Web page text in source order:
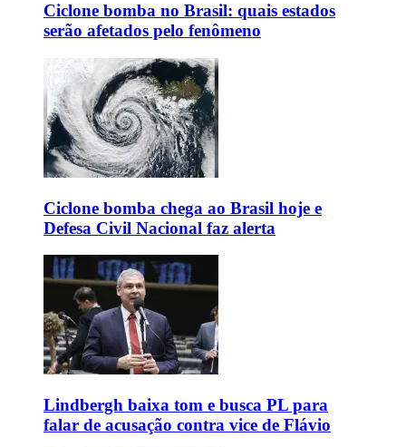
Ciclone bomba no Brasil: quais estados
serão afetados pelo fenômeno
Ciclone bomba chega ao Brasil hoje e
Defesa Civil Nacional faz alerta
Lindbergh baixa tom e busca PL para
falar de acusação contra vice de Flávio